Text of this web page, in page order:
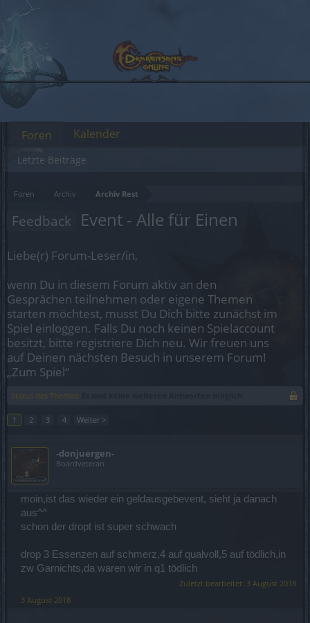
Foren Archiv Archiv Rest
Feedback Event - Alle für Einen
Liebe(r) Forum-Leser/in,
wenn Du in diesem Forum aktiv an den
Gesprächen teilnehmen oder eigene Themen
starten möchtest, musst Du Dich bitte zunächst im
Spiel einloggen. Falls Du noch keinen Spielaccount
besitzt, bitte registriere Dich neu. Wir freuen uns
auf Deinen nächsten Besuch in unserem Forum!
„Zum Spiel“
Status des Themas:
1 2 3 4 Weiter >
-donjuergen-
Boardveteran
moin,ist das wieder ein geldausgebevent, sieht ja danach
aus^^
schon der dropt ist super schwach
drop 3 Essenzen auf schmerz,4 auf qualvoll,5 auf tödlich,in
zw Garnichts,da waren wir in q1 tödlich
Zuletzt bearbeitet: 3 August 2018
3 August 2018
Foren
Letzte Beiträge
Kalender